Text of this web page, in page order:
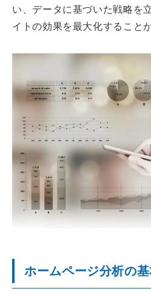
い、データに基づいた戦略を
イトの効果を最大化すること
ホームページ分析の